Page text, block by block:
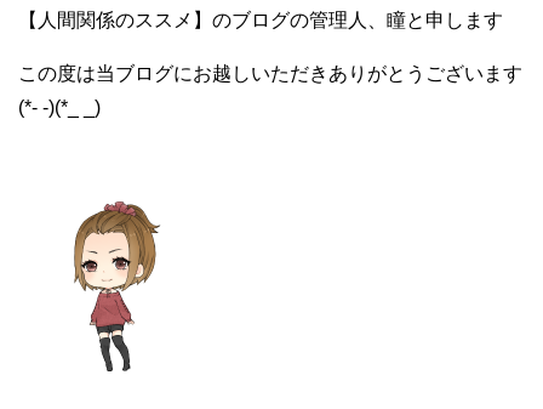
【人間関係のススメ】のブログの管理人、瞳と申します
この度は当ブログにお越しいただきありがとうございます
(*- -)(*_ _)